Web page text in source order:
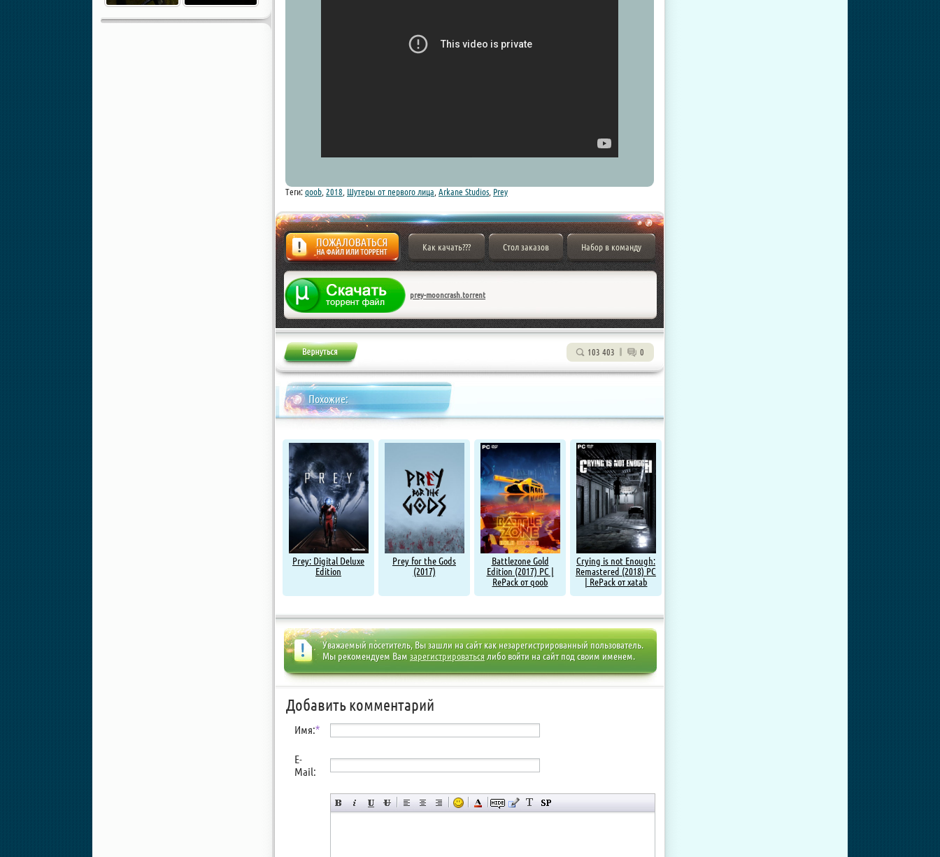
Теги: qoob 2018 Шутеры от первого лица Arkane Studios Prey
Жалоба
Как качать??? Стол заказов Набор в команду
prey-mooncrash.torrent
103 403 0
Похожие:
Prey: Digital Deluxe
Edition
Prey for the Gods
(2017)
Battlezone Gold
Edition (2017) PC |
RePack от qoob
Crying is not Enough:
Remastered (2018) PC
| RePack от xatab
Уважаемый посетитель, Вы зашли на сайт как незарегистрированный пользователь.
Мы рекомендуем Вам зарегистрироватьсялибо войти на сайт под своим именем.
Добавить комментарий
Имя:*
E-
Mail: